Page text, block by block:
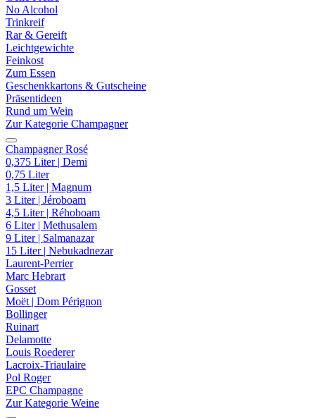
No Alcohol
Trinkreif
Rar & Gereift
Leichtgewichte
Feinkost
Zum Essen
Geschenkkartons & Gutscheine
Präsentideen
Rund um Wein
Zur Kategorie Champagner
Champagner Rosé
0,375 Liter | Demi
0,75 Liter
1,5 Liter | Magnum
3 Liter | Jéroboam
4,5 Liter | Réhoboam
6 Liter | Methusalem
9 Liter | Salmanazar
15 Liter | Nebukadnezar
Laurent-Perrier
Marc Hebrart
Gosset
Moët | Dom Pérignon
Bollinger
Ruinart
Delamotte
Louis Roederer
Lacroix-Triaulaire
Pol Roger
EPC Champagne
Zur Kategorie Weine